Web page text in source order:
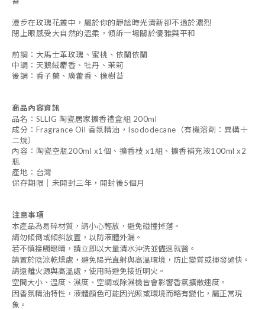
漫步在玫瑰花叢中，屬於你的靜謐時光清新卻不過於濃烈
閉上眼感受大自然的溫柔，傾訴一場關於優雅與平和
前調：大馬士革玫瑰、蜜桃、依蘭依蘭
中調：天鵝絨麝香、牡丹、茉莉
後調：香子蘭、廣藿香、橡樹苔
商品內容資訊
品名：SLLIG 陶瓷居家擴香禮盒組 200ml
成分：Fragrance Oil 香氛精油，Isododecane（有機溶劑：異構十
二烷）
內容：陶瓷空瓶200ml x1個、擴香枝 x1組、擴香補充液100ml x2
瓶
產地：台灣
保存期限｜未開封三年，開封後5個月
注意事項
本產品為易碎材質，請小心輕放，避免碰撞掉落。
請勿傾倒或傾斜放置，以防液體外漏。
若不慎接觸眼睛，請立即以大量清水沖洗並儘速就醫。
請置於陰涼乾燥處，避免陽光直射與高溫環境，防止變質或揮發過快。
請遠離火源與高溫處，使用時避免接近明火。
空間大小、溫度、濕度、空調或除濕機皆會影響香氣擴散速度。
因香氛精油特性，液體顏色可能因光照或環境而略有變化，屬正常現
象。